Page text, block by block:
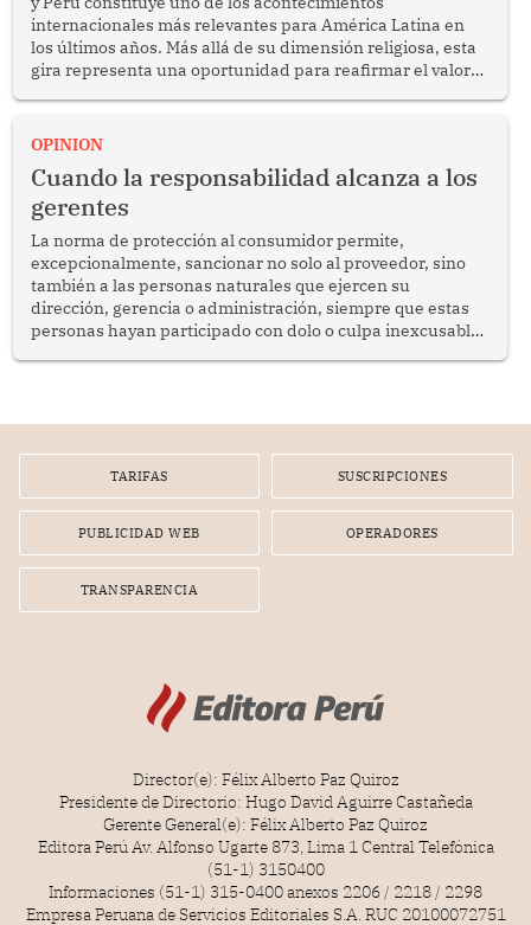
internacionales más relevantes para América Latina en
los últimos años. Más allá de su dimensión religiosa, esta
gira representa una oportunidad para reafirmar el valor
enfrenta desafíos en materia de desarrollo, cohesión
OPINION
Cuando la responsabilidad alcanza a los
gerentes
La norma de protección al consumidor permite,
excepcionalmente, sancionar no solo al proveedor, sino
también a las personas naturales que ejercen su
dirección, gerencia o administración, siempre que estas
personas hayan participado con dolo o culpa inexcusable
por la frustrada realización de un meet and greet con
TARIFAS SUSCRIPCIONES
PUBLICIDAD WEB OPERADORES
TRANSPARENCIA
Director(e): Félix Alberto Paz Quiroz
Presidente de Directorio: Hugo David Aguirre Castañeda
Gerente General(e): Félix Alberto Paz Quiroz
Editora Perú Av. Alfonso Ugarte 873, Lima 1 Central Telefónica
(51-1) 3150400
Informaciones (51-1) 315-0400 anexos 2206 / 2218 / 2298
Empresa Peruana de Servicios Editoriales S.A. RUC 20100072751